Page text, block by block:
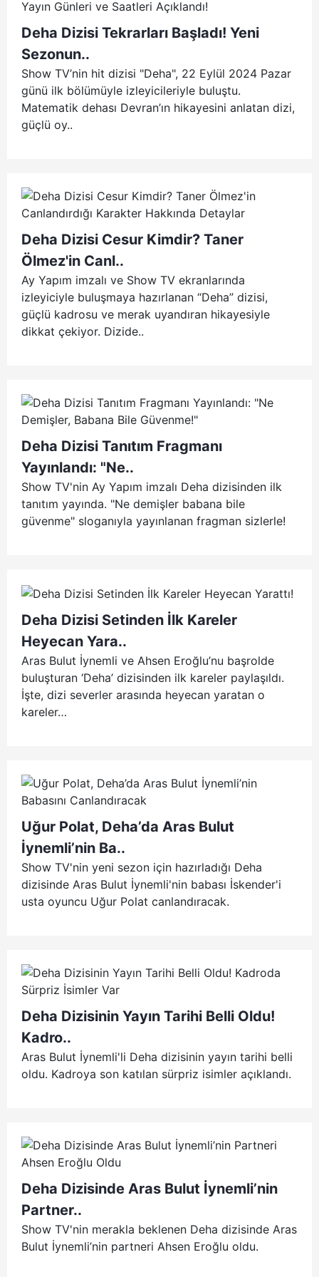
Deha Dizisi Tekrarları Başladı! Yeni
Sezonun..
Show TV’nin hit dizisi "Deha", 22 Eylül 2024 Pazar
günü ilk bölümüyle izleyicileriyle buluştu.
Matematik dehası Devran’ın hikayesini anlatan dizi,
güçlü oy..
Deha Dizisi Cesur Kimdir? Taner
Ölmez'in Canl..
Ay Yapım imzalı ve Show TV ekranlarında
izleyiciyle buluşmaya hazırlanan “Deha” dizisi,
güçlü kadrosu ve merak uyandıran hikayesiyle
dikkat çekiyor. Dizide..
Deha Dizisi Tanıtım Fragmanı
Yayınlandı: "Ne..
Show TV'nin Ay Yapım imzalı Deha dizisinden ilk
tanıtım yayında. "Ne demişler babana bile
güvenme" sloganıyla yayınlanan fragman sizlerle!
Deha Dizisi Setinden İlk Kareler
Heyecan Yara..
Aras Bulut İynemli ve Ahsen Eroğlu’nu başrolde
buluşturan ‘Deha’ dizisinden ilk kareler paylaşıldı.
İşte, dizi severler arasında heyecan yaratan o
kareler…
Uğur Polat, Deha’da Aras Bulut
İynemli’nin Ba..
Show TV'nin yeni sezon için hazırladığı Deha
dizisinde Aras Bulut İynemli'nin babası İskender'i
usta oyuncu Uğur Polat canlandıracak.
Deha Dizisinin Yayın Tarihi Belli Oldu!
Kadro..
Aras Bulut İynemli'li Deha dizisinin yayın tarihi belli
oldu. Kadroya son katılan sürpriz isimler açıklandı.
Deha Dizisinde Aras Bulut İynemli’nin
Partner..
Show TV'nin merakla beklenen Deha dizisinde Aras
Bulut İynemli’nin partneri Ahsen Eroğlu oldu.